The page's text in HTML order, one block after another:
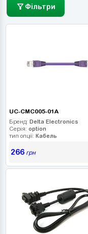
Фільтри
UC-CMC005-01A
Бренд: Delta Electronics
Серія: option
тип опції: Кабель
266грн